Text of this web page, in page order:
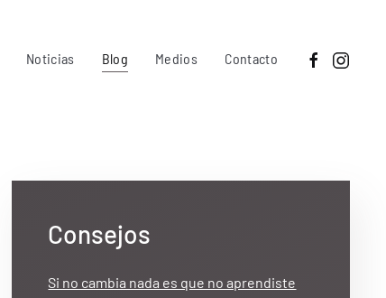
Noticias Blog Medios Contacto
Consejos
Si no cambia nada es que no aprendiste